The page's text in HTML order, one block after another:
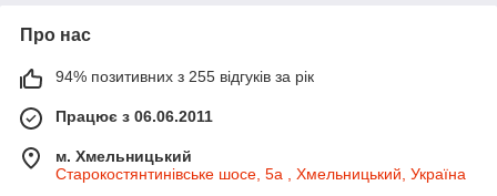
Про нас
94% позитивних з 255 відгуків за рік
Працює з 06.06.2011
м. Хмельницький
Старокостянтинівське шосе, 5а , Хмельницький, Україна